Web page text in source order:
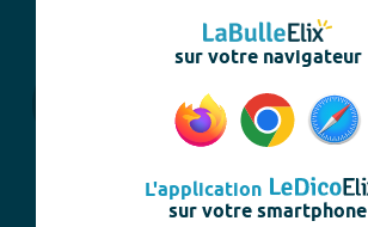
sur votre navigateur
L'application
sur votre smartphone